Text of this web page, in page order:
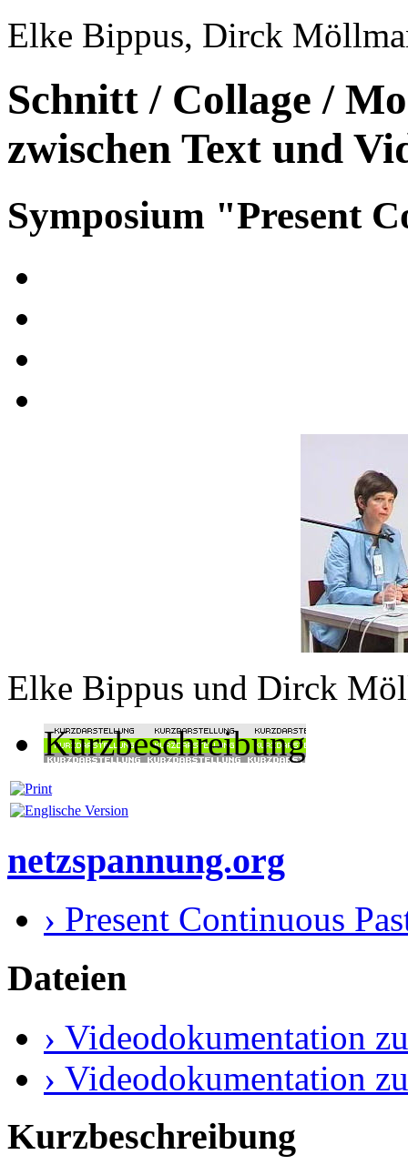
Elke Bippus, Dirck
Schnitt / Collage /
zwischen Text und
Symposium "Present
Elke Bippus und Dirck
Kurzbeschreibung
netzspannung.org
› Present Continuous
Dateien
› Videodokumentation
› Videodokumentation
Kurzbeschreibung